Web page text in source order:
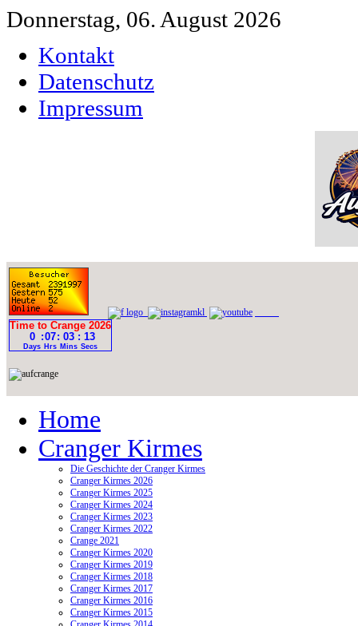
Donnerstag, 06. August 2026
Kontakt
Datenschutz
Impressum
Home
Cranger Kirmes
Die Geschichte der Cranger Kirmes
Cranger Kirmes 2026
Cranger Kirmes 2025
Cranger Kirmes 2024
Cranger Kirmes 2023
Cranger Kirmes 2022
Crange 2021
Cranger Kirmes 2020
Cranger Kirmes 2019
Cranger Kirmes 2018
Cranger Kirmes 2017
Cranger Kirmes 2016
Cranger Kirmes 2015